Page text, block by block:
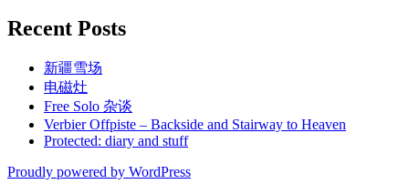
Recent Posts
新疆雪场
电磁灶
Free Solo 杂谈
Verbier Offpiste – Backside and Stairway to Heaven
Protected: diary and stuff
Proudly powered by WordPress